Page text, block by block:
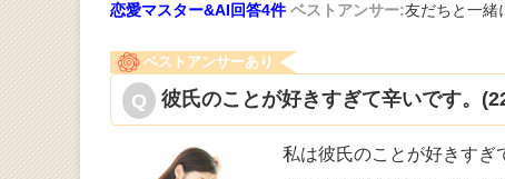
恋愛マスター&AI回答4件 ベストアンサー:友だちと一緒
ベストアンサーあり
彼氏のことが好きすぎて辛いです。
私は彼氏のことが好きすぎ